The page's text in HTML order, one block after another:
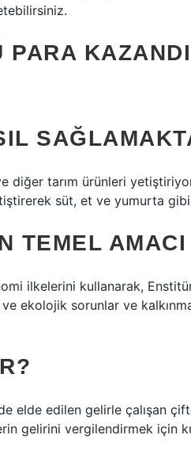
PARA
diğer tarım ürünleri
süt, et ve yumurta
TEMEL
ilkelerini kullanarak,
ekolojik sorunlar ve
elde edilen gelirle çalışan
gelirini vergilendirmek için